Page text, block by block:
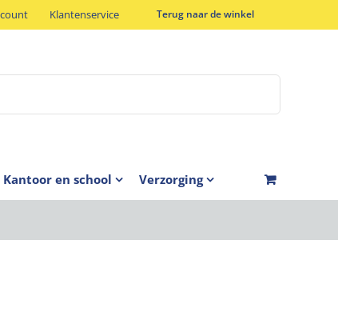
Klantenservice Terug naar de winkel
Kantoor en school Verzorging